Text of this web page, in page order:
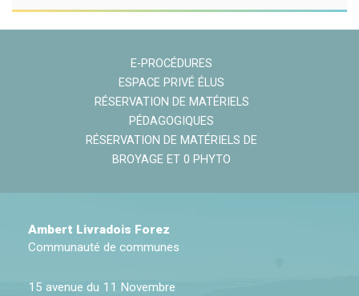
E-PROCÉDURES
ESPACE PRIVÉ ÉLUS
RÉSERVATION DE MATÉRIELS
PÉDAGOGIQUES
RÉSERVATION DE MATÉRIELS DE
BROYAGE ET 0 PHYTO
Ambert Livradois Forez
Communauté de communes
15 avenue du 11 Novembre